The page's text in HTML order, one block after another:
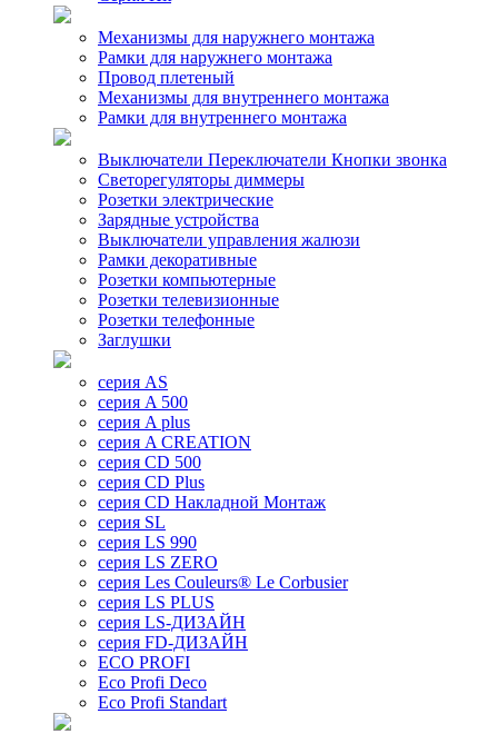
Механизмы для наружнего монтажа
Рамки для наружнего монтажа
Провод плетеный
Механизмы для внутреннего монтажа
Рамки для внутреннего монтажа
Выключатели Переключатели Кнопки звонка
Светорегуляторы диммеры
Розетки электрические
Зарядные устройства
Выключатели управления жалюзи
Рамки декоративные
Розетки компьютерные
Розетки телевизионные
Розетки телефонные
Заглушки
серия AS
серия A 500
серия A plus
серия A CREATION
серия CD 500
серия CD Plus
серия CD Накладной Монтаж
серия SL
серия LS 990
серия LS ZERO
серия Les Couleurs® Le Corbusier
серия LS PLUS
серия LS-ДИЗАЙН
серия FD-ДИЗАЙН
ECO PROFI
Eco Profi Deco
Eco Profi Standart